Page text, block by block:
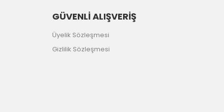
GÜVENLİ ALIŞVERİŞ
Üyelik Sözleşmesi
Gizlilik Sözleşmesi